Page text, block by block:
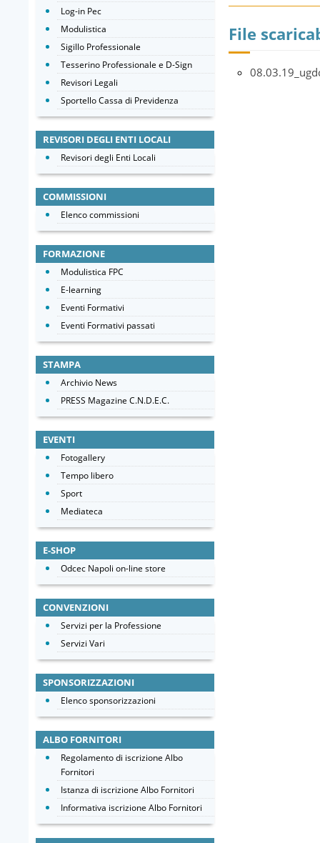
File
Log-in Pec
Modulistica
Sigillo Professionale
Tesserino Professionale e D-Sign
Revisori Legali
Sportello Cassa di Previdenza
REVISORI DEGLI ENTI LOCALI
Revisori degli Enti Locali
COMMISSIONI
Elenco commissioni
FORMAZIONE
Modulistica FPC
E-learning
Eventi Formativi
Eventi Formativi passati
STAMPA
Archivio News
PRESS Magazine C.N.D.E.C.
EVENTI
Fotogallery
Tempo libero
Sport
Mediateca
E-SHOP
Odcec Napoli on-line store
CONVENZIONI
Servizi per la Professione
Servizi Vari
SPONSORIZZAZIONI
Elenco sponsorizzazioni
ALBO FORNITORI
Regolamento di iscrizione Albo
Fornitori
Istanza di iscrizione Albo Fornitori
Informativa iscrizione Albo Fornitori